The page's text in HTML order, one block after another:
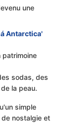
une
Antarctica'
patrimoine
sodas, des
la peau.
simple
nostalgie et